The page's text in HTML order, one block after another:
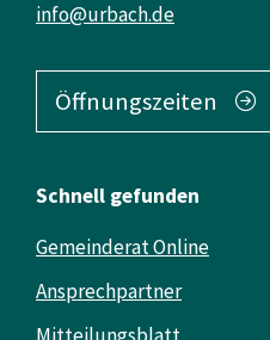
info@urbach.de
Öffnungszeiten
Schnell gefunden
Gemeinderat Online
Ansprechpartner